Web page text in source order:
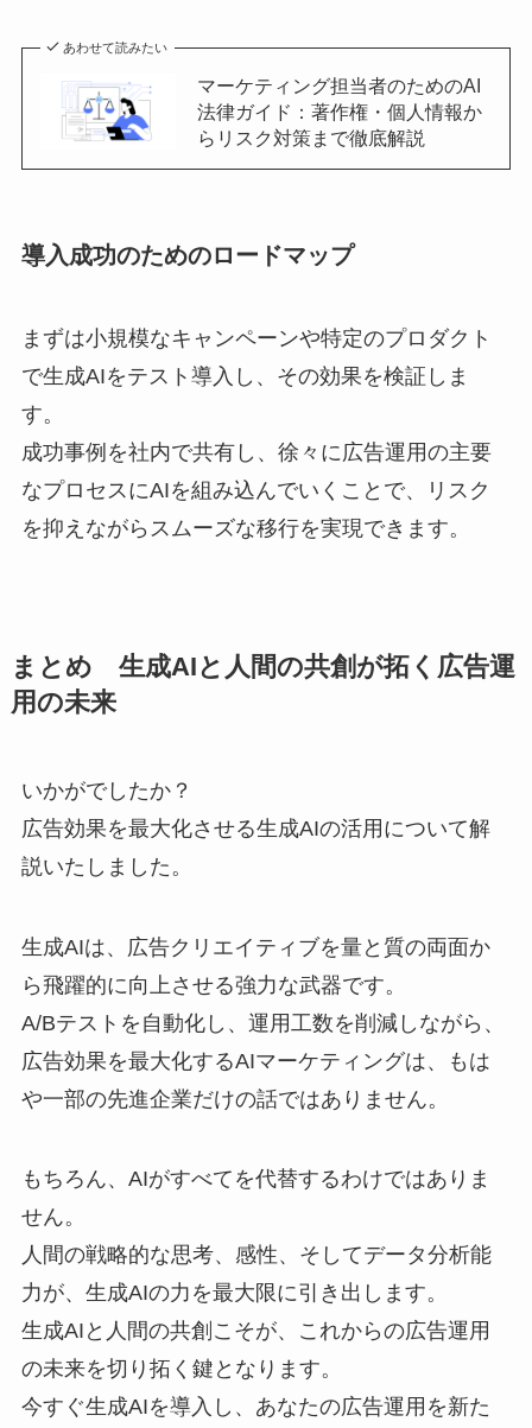
あわせて読みたい
マーケティング担当者のためのAI
法律ガイド：著作権・個人情報か
らリスク対策まで徹底解説
導入成功のためのロードマップ
まずは小規模なキャンペーンや特定のプロダクト
で生成AIをテスト導入し、その効果を検証しま
す。
成功事例を社内で共有し、徐々に広告運用の主要
なプロセスにAIを組み込んでいくことで、リスク
を抑えながらスムーズな移行を実現できます。
まとめ 生成AIと人間の共創が拓く広告運
用の未来
いかがでしたか？
広告効果を最大化させる生成AIの活用について解
説いたしました。
生成AIは、広告クリエイティブを量と質の両面か
ら飛躍的に向上させる強力な武器です。
A/Bテストを自動化し、運用工数を削減しながら、
広告効果を最大化するAIマーケティングは、もは
や一部の先進企業だけの話ではありません。
もちろん、AIがすべてを代替するわけではありま
せん。
人間の戦略的な思考、感性、そしてデータ分析能
力が、生成AIの力を最大限に引き出します。
生成AIと人間の共創こそが、これからの広告運用
の未来を切り拓く鍵となります。
今すぐ生成AIを導入し、あなたの広告運用を新た